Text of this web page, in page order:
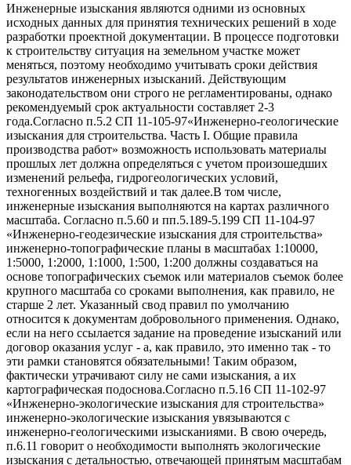
Инженерные изыскания являются одними из основных
исходных данных для принятия технических решений в ходе
разработки проектной документации. В процессе подготовки
к строительству ситуация на земельном участке может
меняться, поэтому необходимо учитывать сроки действия
результатов инженерных изысканий. Действующим
законодательством они строго не регламентированы, однако
рекомендуемый срок актуальности составляет 2-3
года.Согласно п.5.2 СП 11-105-97«Инженерно-геологические
изыскания для строительства. Часть I. Общие правила
производства работ» возможность использовать материалы
прошлых лет должна определяться с учетом произошедших
изменений рельефа, гидрогеологических условий,
техногенных воздействий и так далее.В том числе,
инженерные изыскания выполняются на картах различного
масштаба. Согласно п.5.60 и пп.5.189-5.199 СП 11-104-97
«Инженерно-геодезические изыскания для строительства»
инженерно-топографические планы в масштабах 1:10000,
1:5000, 1:2000, 1:1000, 1:500, 1:200 должны создаваться на
основе топографических съемок или материалов съемок более
крупного масштаба со сроками выполнения, как правило, не
старше 2 лет. Указанный свод правил по умолчанию
относится к документам добровольного применения. Однако,
если на него ссылается задание на проведение изысканий или
договор оказания услуг - а, как правило, это именно так - то
эти рамки становятся обязательными! Таким образом,
фактически утрачивают силу не сами изыскания, а их
картографическая подоснова.Согласно п.5.16 СП 11-102-97
«Инженерно-экологические изыскания для строительства»
инженерно-экологические изыскания увязываются с
инженерно-геологическими изысканиями. В свою очередь,
п.6.11 говорит о необходимости выполнять экологические
изыскания с детальностью, отвечающей принятым масштабам